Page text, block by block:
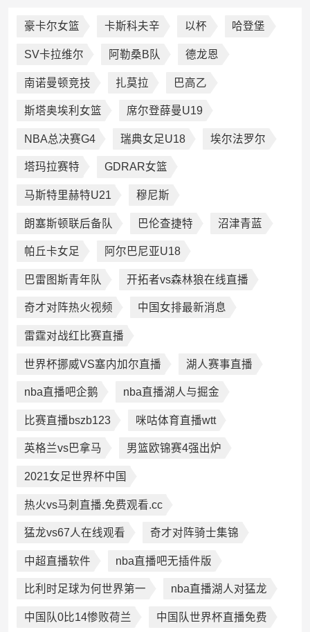
豪卡尔女篮 卡斯科夫辛 以杯 哈登堡
SV卡拉维尔 阿勒桑B队 德龙恩
南诺曼顿竞技 扎莫拉 巴高乙
斯塔奥埃利女篮 席尔登薛曼U19
NBA总决赛G4 瑞典女足U18 埃尔法罗尔
塔玛拉赛特 GDRAR女篮
马斯特里赫特U21 穆尼斯
朗塞斯顿联后备队 巴伦查捷特 沼津青蓝
帕丘卡女足 阿尔巴尼亚U18
巴雷图斯青年队 开拓者vs森林狼在线直播
奇才对阵热火视频 中国女排最新消息
雷霆对战红比赛直播
世界杯挪威VS塞内加尔直播 湖人赛事直播
nba直播吧企鹅 nba直播湖人与掘金
比赛直播bszb123 咪咕体育直播wtt
英格兰vs巴拿马 男篮欧锦赛4强出炉
2021女足世界杯中国
热火vs马刺直播.免费观看.cc
猛龙vs67人在线观看 奇才对阵骑士集锦
中超直播软件 nba直播吧无插件版
比利时足球为何世界第一 nba直播湖人对猛龙
中国队0比14惨败荷兰 中国队世界杯直播免费